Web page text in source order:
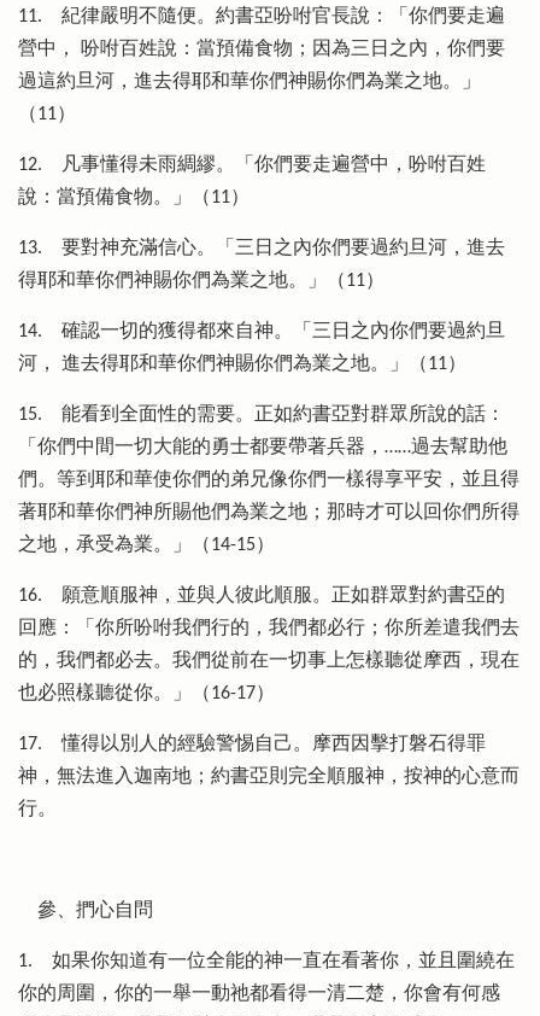
11.
紀律嚴明不隨便。約書亞吩咐官長說：「你們要走遍
營中， 吩咐百姓說：當預備食物；因為三日之內，你們要
過這約旦河，進去得耶和華你們神賜你們為業之地。」
（11）
12.
凡事懂得未雨綢繆。「你們要走遍營中，吩咐百姓
說：當預備食物。」（11）
13.
要對神充滿信心。「三日之內你們要過約旦河，進去
得耶和華你們神賜你們為業之地。」（11）
14.
確認一切的獲得都來自神。「三日之內你們要過約旦
河， 進去得耶和華你們神賜你們為業之地。」（11）
15.
能看到全面性的需要。正如約書亞對群眾所說的話：
「你們中間一切大能的勇士都要帶著兵器，……過去幫助他
們。等到耶和華使你們的弟兄像你們一樣得享平安，並且得
著耶和華你們神所賜他們為業之地；那時才可以回你們所得
之地，承受為業。」（14-15）
16.
願意順服神，並與人彼此順服。正如群眾對約書亞的
回應：「你所吩咐我們行的，我們都必行；你所差遣我們去
的，我們都必去。我們從前在一切事上怎樣聽從摩西，現在
也必照樣聽從你。」（16-17）
17.
懂得以別人的經驗警惕自己。摩西因擊打磐石得罪
神，無法進入迦南地；約書亞則完全順服神，按神的心意而
行。
參、捫心自問
1.
如果你知道有一位全能的神一直在看著你，並且圍繞在
你的周圍，你的一舉一動祂都看得一清二楚，你會有何感